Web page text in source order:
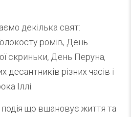
декілька свят:
ромів, День
скриньки, День Перуна,
десантників різних часів і
Іллі.
що вшановує життя та